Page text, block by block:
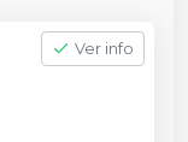
Ver info